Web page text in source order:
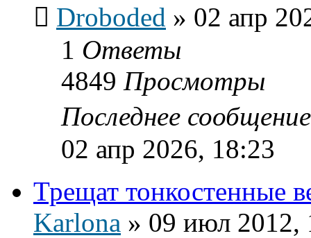
Droboded » 02 апр
1 Ответы
4849 Просмотры
Последнее
02 апр 2026, 18:23
Трещат тонкостенные
Karlona » 09 июл 2012,